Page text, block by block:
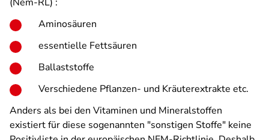
Aminosäuren
essentielle Fettsäuren
Ballaststoffe
Verschiedene Pflanzen- und Kräuterextrakte etc.
Anders als bei den Vitaminen und Mineralstoffen
existiert für diese sogenannten "sonstigen Stoffe" keine